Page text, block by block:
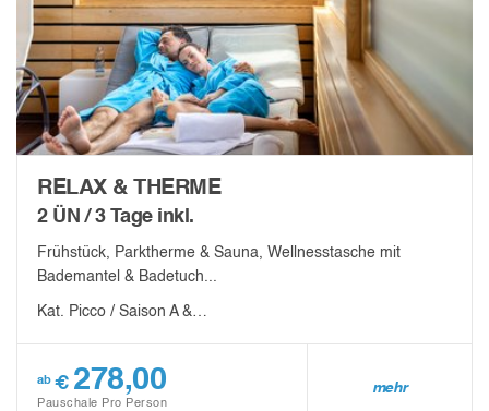
RELAX & THERME
2 ÜN / 3 Tage inkl.
Frühstück, Parktherme & Sauna, Wellnesstasche mit
Bademantel & Badetuch...
Kat. Picco / Saison A &…
ab € 278,00
Pauschale Pro Person
mehr